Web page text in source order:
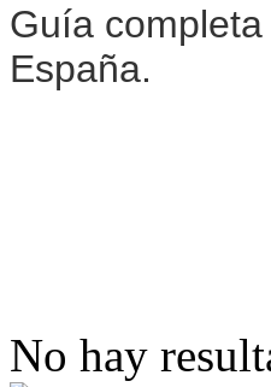
Guía
España.
No hay